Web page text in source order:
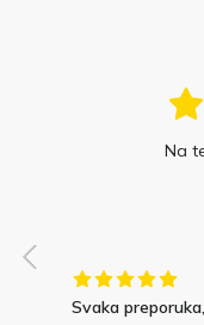
Na
Svaka